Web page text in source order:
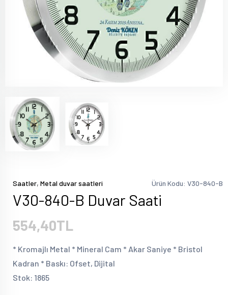
Saatler, Metal duvar saatleri Ürün Kodu: V30-840-B
V30-840-B Duvar Saati
554,40TL
* Kromajlı Metal * Mineral Cam * Akar Saniye * Bristol
Kadran * Baskı: Ofset, Dijital
Stok: 1865